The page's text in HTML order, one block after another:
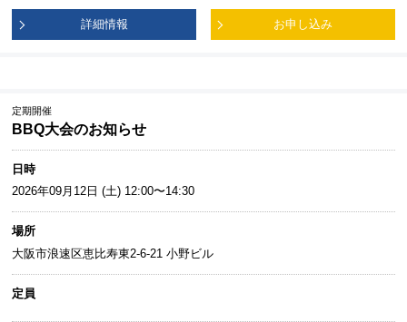
詳細情報 お申し込み
定期開催
BBQ大会のお知らせ
日時
2026年09月12日 (土) 12:00〜14:30
場所
大阪市浪速区恵比寿東2-6-21 小野ビル
定員